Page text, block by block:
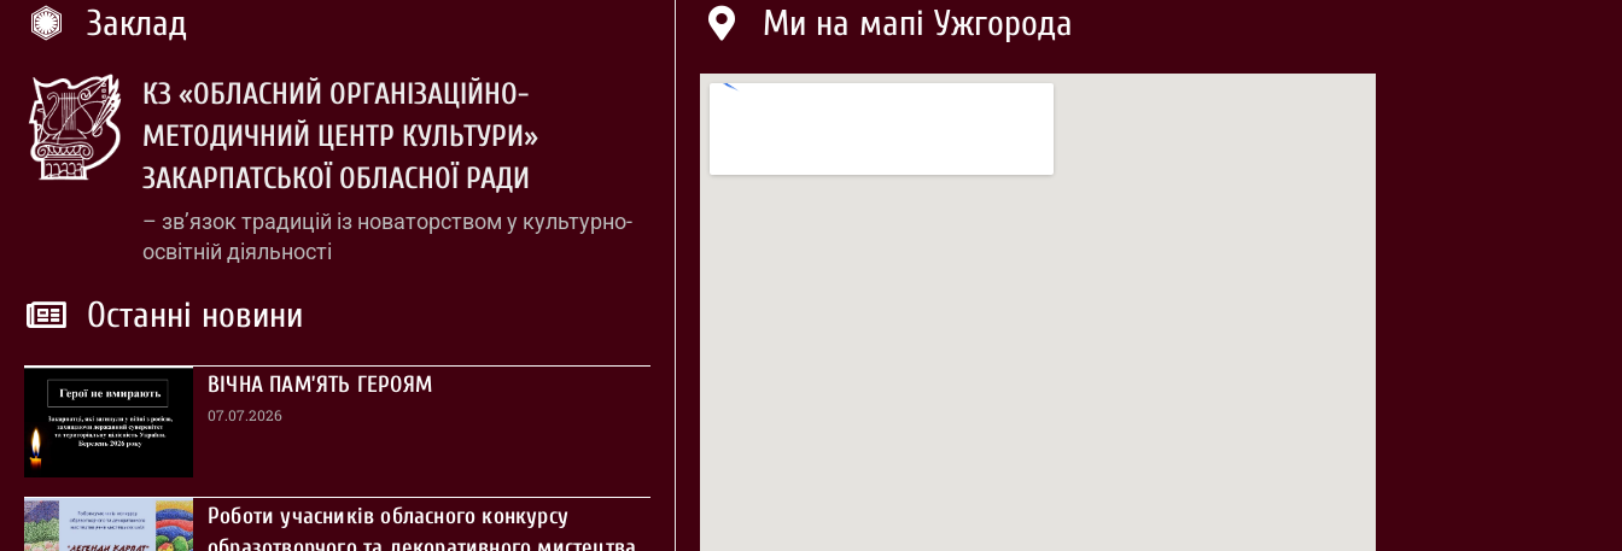
Заклад
КЗ «ОБЛАСНИЙ ОРГАНІЗАЦІЙНО-
МЕТОДИЧНИЙ ЦЕНТР КУЛЬТУРИ»
ЗАКАРПАТСЬКОЇ ОБЛАСНОЇ РАДИ
– зв’язок традицій із новаторством у культурно-
освітній діяльності
Останні новини
ВІЧНА ПАМ’ЯТЬ ГЕРОЯМ
07.07.2026
Роботи учасників обласного конкурсу
Ми на мапі Ужгорода